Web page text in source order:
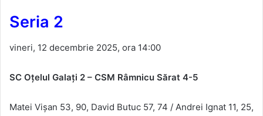
Seria 2
vineri, 12 decembrie 2025, ora 14:00
SC Oţelul Galaţi 2 – CSM Râmnicu Sărat 4-5
Matei Vișan 53, 90, David Butuc 57, 74 / Andrei Ignat 11, 25,